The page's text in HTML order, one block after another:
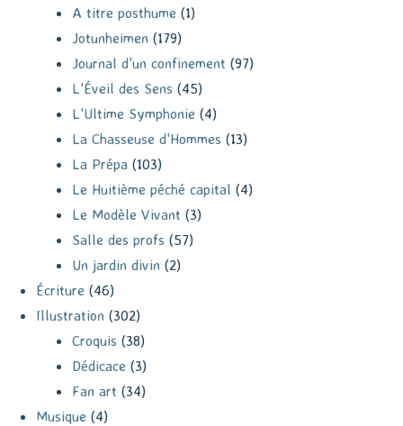
A titre posthume (1)
Jotunheimen (179)
Journal d'un confinement (97)
L'Éveil des Sens (45)
L'Ultime Symphonie (4)
La Chasseuse d'Hommes (13)
La Prépa (103)
Le Huitième péché capital (4)
Le Modèle Vivant (3)
Salle des profs (57)
Un jardin divin (2)
Écriture (46)
Illustration (302)
Croquis (38)
Dédicace (3)
Fan art (34)
Musique (4)